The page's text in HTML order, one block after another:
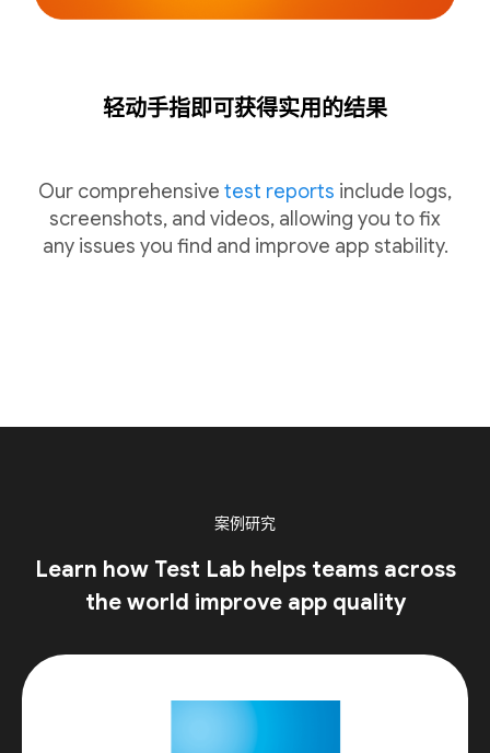
轻动手指即可获得实用的结果
Our comprehensive test reports include logs,
screenshots, and videos, allowing you to fix
any issues you find and improve app stability.
案例研究
Learn how Test Lab helps teams across
the world improve app quality